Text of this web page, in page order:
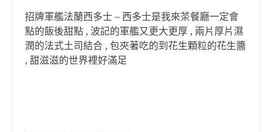
招牌軍艦法蘭西多士 – 西多士是我來茶餐廳一定會
點的飯後甜點 , 波記的軍艦又更大更厚 , 兩片厚片濕
潤的法式土司結合 , 包夾著吃的到花生顆粒的花生醬
, 甜滋滋的世界裡好滿足